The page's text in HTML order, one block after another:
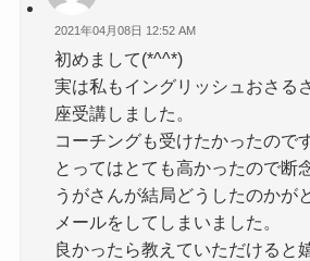
2021年04月08日 12:52 AM
初めまして(*^^*)
実は私もイングリッシュおさる
座受講しました。
コーチングも受けたかったので
とってはとても高かったので断
うがさんが結局どうしたのかが
メールをしてしまいました。
良かったら教えていただけると